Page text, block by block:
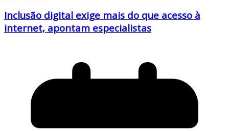
Inclusão digital exige mais do que acesso à
internet, apontam especialistas